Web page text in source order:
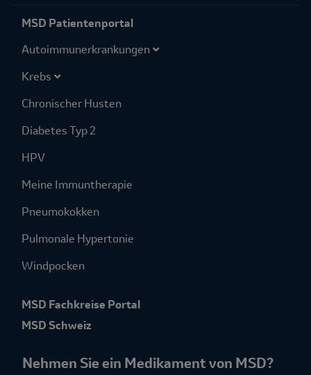
MSD Patientenportal
Autoimmuner­krankungen
Krebs
Chronischer Husten
Diabetes Typ 2
HPV
Meine Immuntherapie
Pneumokokken
Pulmonale Hypertonie
Windpocken
MSD Fachkreise Portal
MSD Schweiz
Nehmen Sie ein Medikament von MSD?